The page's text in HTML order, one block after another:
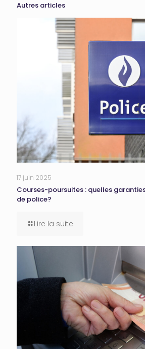
Autres articles
17 juin 2025
Courses-poursuites : quelles
de police?
Lire la suite